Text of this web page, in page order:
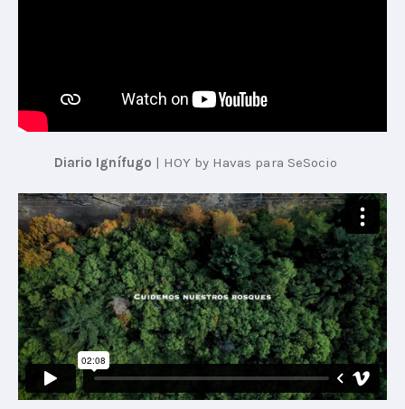
Diario Ignífugo | HOY by Havas para SeSocio